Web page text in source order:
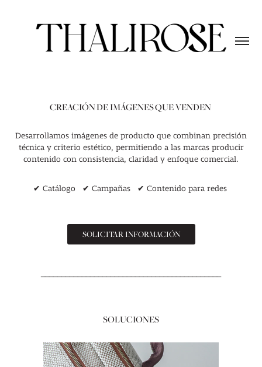
CREACIÓN DE IMÁGENES QUE VENDEN
Desarrollamos imágenes de producto que combinan precisión
técnica y criterio estético, permitiendo a las marcas producir
contenido con consistencia, claridad y enfoque comercial.
✔ Catálogo ✔ Campañas ✔ Contenido para redes
SOLICITAR INFORMACIÓN
SOLUCIONES